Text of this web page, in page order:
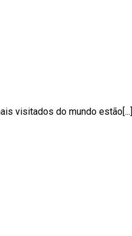
visitados do mundo estão[...]